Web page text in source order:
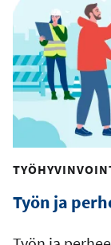
Työn ja